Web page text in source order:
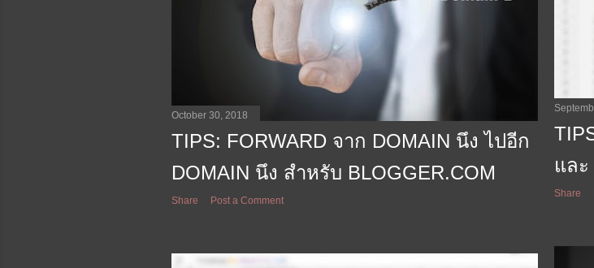
October 30, 2018
TIPS: FORWARD จาก DOMAIN นึง ไปอีก
DOMAIN นึง สำหรับ BLOGGER.COM
Share Post a Comment
และ
Share